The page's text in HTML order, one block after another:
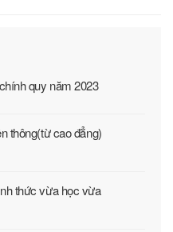
quy năm 2023
thông(từ cao đẳng)
thức vừa học vừa